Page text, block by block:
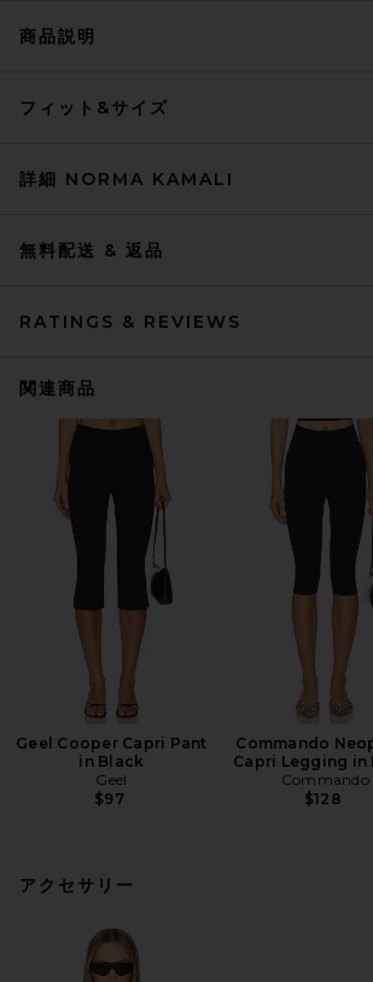
商品説明
フィット&サイズ
詳細 NORMA KAMALI
無料配送 & 返品
RATINGS & REVIEWS
関連商品
Geel Cooper Capri Pant
in Black
Geel
$97
Commando
Capri Legging in
Commando
$128
アクセサリー